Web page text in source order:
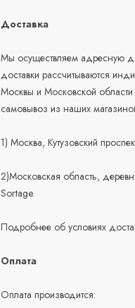
Доставка
Мы осуществляем адресную
доставки рассчитываются
Москвы и Московской
самовывоз из наших
1) Москва, Кутузовский
2)Московская область,
Sortage.
Подробнее об условиях
Оплата
Оплата производится: